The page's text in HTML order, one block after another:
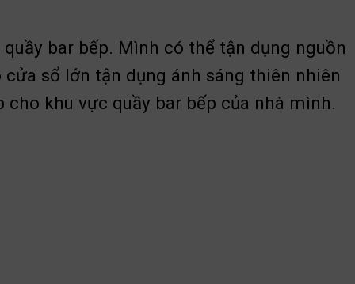
bar bếp. Mình có thể tận dụng nguồn
sổ lớn tận dụng ánh sáng thiên nhiên
khu vực quầy bar bếp của nhà mình.